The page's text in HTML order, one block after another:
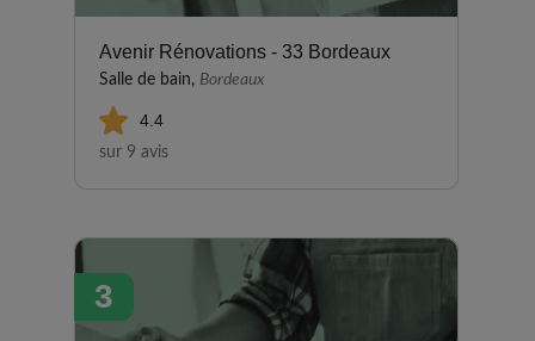
Avenir Rénovations - 33 Bordeaux
Salle de bain, Bordeaux
4.4
sur 9 avis
3